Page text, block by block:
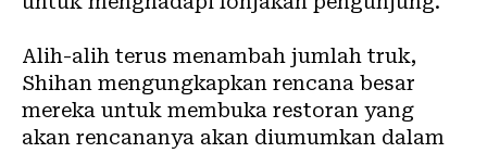
Alih-alih terus menambah jumlah truk,
Shihan mengungkapkan rencana besar
mereka untuk membuka restoran yang
akan rencananya akan diumumkan dalam